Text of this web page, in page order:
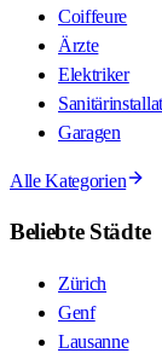
Coiffeure
Ärzte
Elektriker
Garagen
Alle Kategorien
Beliebte Städte
Zürich
Genf
Lausanne